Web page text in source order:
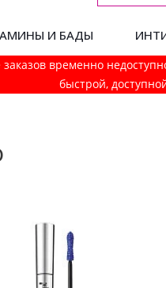
И БАДЫ
временно
быстрой,